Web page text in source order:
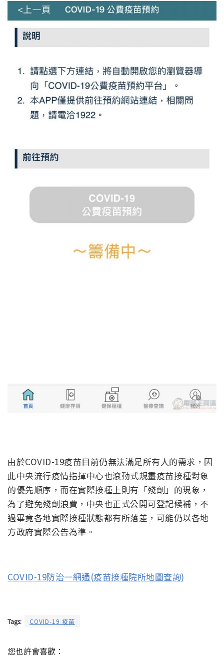
由於COVID-19疫苗目前仍無法滿足所有人的需求，因
此中央流行疫情指揮中心也滾動式規畫疫苗接種對象
的優先順序，而在實際接種上則有「殘劑」的現象，
為了避免殘劑浪費，中央也正式公開可登記候補，不
過畢竟各地實際接種狀態都有所落差，可能仍以各地
方政府實際公告為準。
COVID-19防治一網通(疫苗接種院所地圖查詢)
Tags: COVID-19 疫苗
您也許會喜歡：